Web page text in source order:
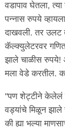
वडापाव घेतला,
पन्नास रुपये
दाखवली. तर उलट
कॅल्क्युलेटरवर
झाले चाळीस रुपये!
मला वेडे करतील.
"पण शेट्टीने केलेलं
वड्यांचे मिळून झाले
की ह्या भल्या